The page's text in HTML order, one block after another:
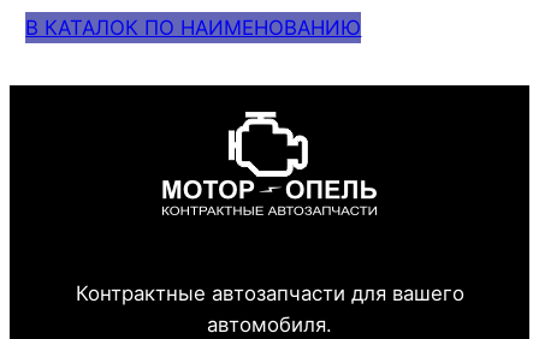
В КАТАЛОК ПО НАИМЕНОВАНИЮ
Контрактные автозапчасти для вашего
автомобиля.